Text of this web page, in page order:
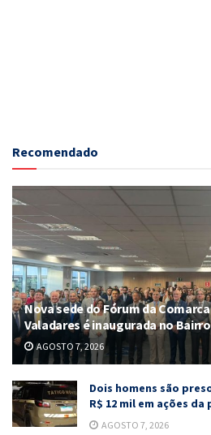
Recomendado
Nova sede do Fórum da
Valadares é inaugurada no
AGOSTO 7, 2026
Dois homens são
R$ 12 mil em ações
AGOSTO 7, 2026